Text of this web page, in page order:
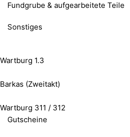
Fundgrube & aufgearbeitete Teile
Sonstiges
Wartburg 1.3
Barkas (Zweitakt)
Wartburg 311 / 312
Gutscheine